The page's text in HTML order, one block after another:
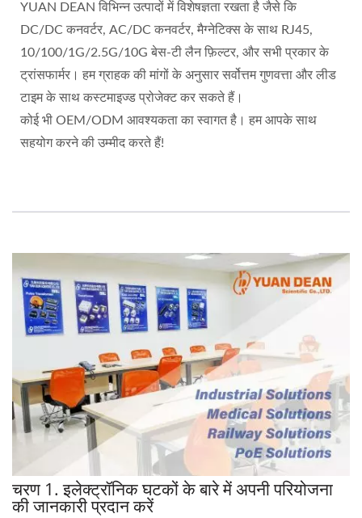
YUAN DEAN विभिन्न उत्पादों में विशेषज्ञता रखता है जैसे कि
DC/DC कनवर्टर, AC/DC कनवर्टर, मैग्नेटिक्स के साथ RJ45,
10/100/1G/2.5G/10G बेस-टी लैन फ़िल्टर, और सभी प्रकार के
ट्रांसफार्मर। हम ग्राहक की मांगों के अनुसार सर्वोत्तम गुणवत्ता और लीड
टाइम के साथ कस्टमाइज्ड प्रोजेक्ट कर सकते हैं।
कोई भी OEM/ODM आवश्यकता का स्वागत है। हम आपके साथ
सहयोग करने की उम्मीद करते हैं!
चरण 1. इलेक्ट्रॉनिक घटकों के बारे में अपनी परियोजना
की जानकारी प्रदान करें